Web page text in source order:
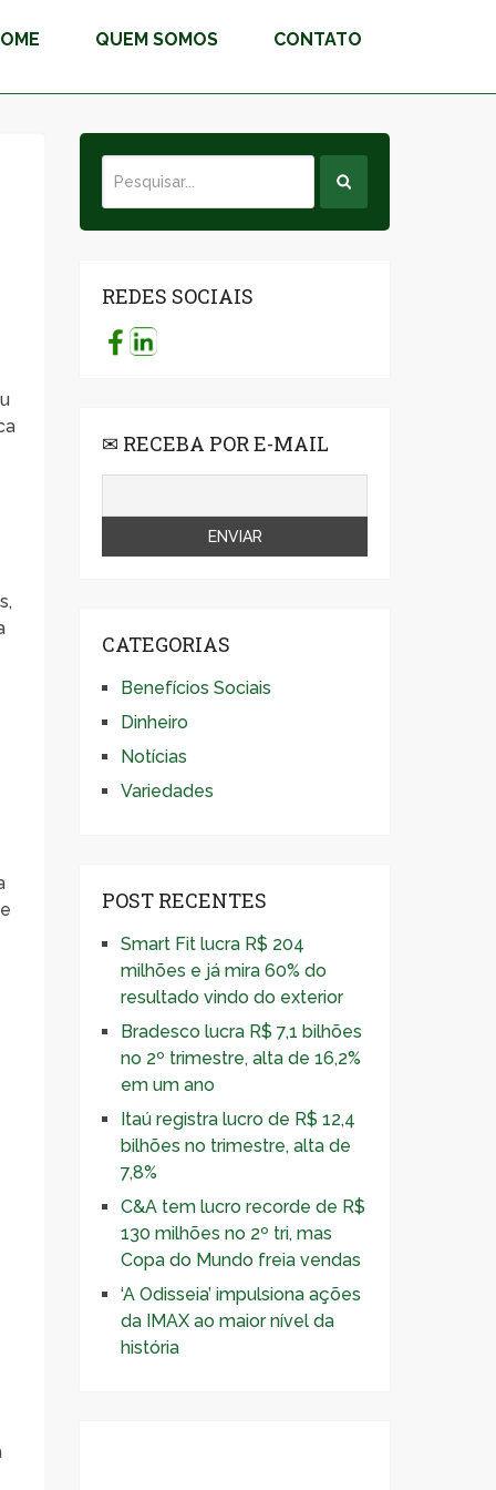
QUEM SOMOS CONTATO
REDES SOCIAIS
✉ RECEBA POR E-MAIL
CATEGORIAS
Benefícios Sociais
Dinheiro
Notícias
Variedades
POST RECENTES
Smart Fit lucra R$ 204
milhões e já mira 60% do
resultado vindo do exterior
Bradesco lucra R$ 7,1 bilhões
no 2º trimestre, alta de 16,2%
em um ano
Itaú registra lucro de R$ 12,4
bilhões no trimestre, alta de
7,8%
C&A tem lucro recorde de R$
130 milhões no 2º tri, mas
Copa do Mundo freia vendas
‘A Odisseia’ impulsiona ações
da IMAX ao maior nível da
história